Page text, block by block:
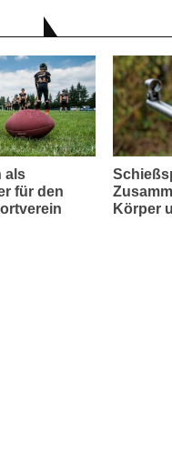
als
für den
Körper